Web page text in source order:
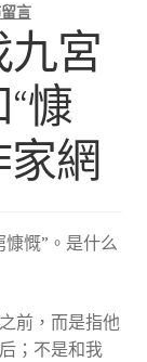
言
九宮
慷
家網
慨”。是什么
前，而是指他
；不是和我